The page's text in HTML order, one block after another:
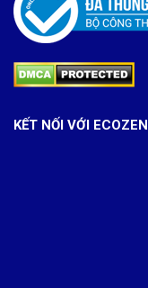
KẾT NỐI VỚI ECOZEN